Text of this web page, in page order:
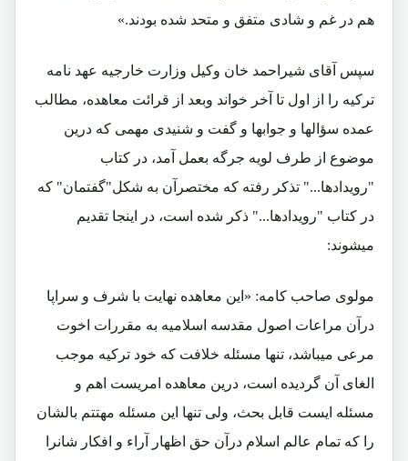
هم در غم و شادی متفق و متحد شده بودند.»
سپس آقای شیراحمد خان وکیل وزارت خارجیه عهد نامه
ترکیه را از اول تا آخر خواند وبعد از قرائت معاهده، مطالب
عمده سؤالها و جوابها و گفت و شنیدی مهمی که درین
موضوع از طرف لویه جرگه بعمل آمد، در کتاب
"رویدادها..." تذکر رفته که مختصرآن به شکل"گفتمان" که
در کتاب "رویدادها..." ذکر شده است، در اینجا تقدیم
میشوند:
مولوی صاحب کامه: «این معاهده نهایت با شرف و سراپا
درآن مراعات اصول مقدسه اسلامیه به مقررات اخوت
مرعی میباشد، تنها مسئله خلافت که خود ترکیه موجب
الغای آن گردیده است، درین معاهده امریست اهم و
مسئله ایست قابل بحث، ولی تنها این مسئله مهتتم بالشان
را که تمام عالم اسلام درآن حق اظهار آراء و افکار شانرا